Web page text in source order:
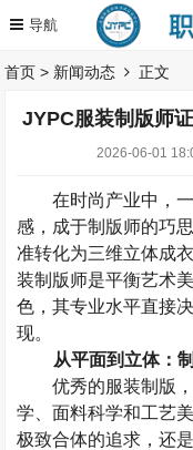
首页 > 新闻动态 正文
JYPC服装制版师
2026-06-01
在时尚产业中，
感，成于制版师的巧
准转化为三维立体成
装制版师是平衡艺术
色，其专业水平直接
现。
从平面到立体：
优秀的服装制版
学、面料科学和工艺
极致合体的追求，还